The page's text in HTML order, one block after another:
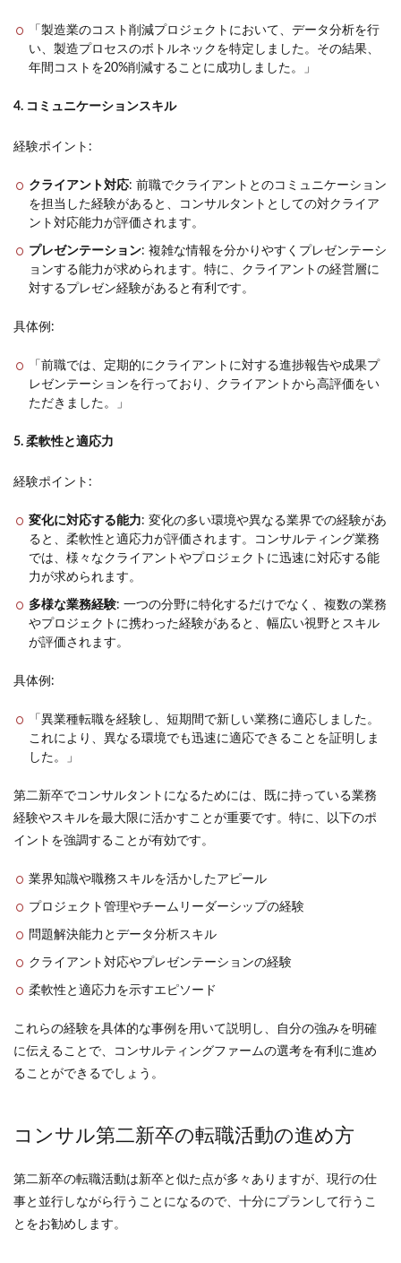
「製造業のコスト削減プロジェクトにおいて、データ分析を行
い、製造プロセスのボトルネックを特定しました。その結果、
年間コストを20%削減することに成功しました。」
4. コミュニケーションスキル
経験ポイント:
クライアント対応: 前職でクライアントとのコミュニケーション
を担当した経験があると、コンサルタントとしての対クライア
ント対応能力が評価されます。
プレゼンテーション: 複雑な情報を分かりやすくプレゼンテーシ
ョンする能力が求められます。特に、クライアントの経営層に
対するプレゼン経験があると有利です。
具体例:
「前職では、定期的にクライアントに対する進捗報告や成果プ
レゼンテーションを行っており、クライアントから高評価をい
ただきました。」
5. 柔軟性と適応力
経験ポイント:
変化に対応する能力 : 変化の多い環境や異なる業界での経験があ
ると、柔軟性と適応力が評価されます。コンサルティング業務
では、様々なクライアントやプロジェクトに迅速に対応する能
力が求められます。
多様な業務経験: 一つの分野に特化するだけでなく、複数の業務
やプロジェクトに携わった経験があると、幅広い視野とスキル
が評価されます。
具体例:
「異業種転職を経験し、短期間で新しい業務に適応しました。
これにより、異なる環境でも迅速に適応できることを証明しま
した。」
第二新卒でコンサルタントになるためには、既に持っている業務
経験やスキルを最大限に活かすことが重要です。特に、以下のポ
イントを強調することが有効です。
業界知識や職務スキルを活かしたアピール
プロジェクト管理やチームリーダーシップの経験
問題解決能力とデータ分析スキル
クライアント対応やプレゼンテーションの経験
柔軟性と適応力を示すエピソード
これらの経験を具体的な事例を用いて説明し、自分の強みを明確
に伝えることで、コンサルティングファームの選考を有利に進め
ることができるでしょう。
コンサル第二新卒の転職活動の進め方
第二新卒の転職活動は新卒と似た点が多々ありますが、現行の仕
事と並行しながら行うことになるので、十分にプランして行うこ
とをお勧めします。